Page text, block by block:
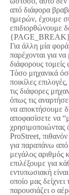
από διάφορα
ημερών, έχουμε
επιδιορθώνουμε
{PAGE_BREAK}
Για άλλη μία
παρέχονται για
διάφορους τομείς
Τόσο μηχανικά
ποικίλες
τις διάφορες
όπως τις
να αποκτήσουμε
αποφασίσετε να
χρησιμοποιώντας
ProStreet,
για παραπάνω
μεγάλος αριθμός
επιλέξουμε για
εντυπωσιακή
οποίο μας
παρουσιάζει ο